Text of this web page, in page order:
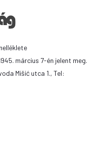
március 7-én jelent meg.
Mišić utca 1., Tel: